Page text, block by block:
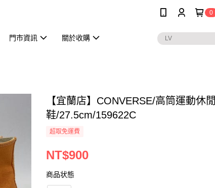
0
門市資訊 關於收購
【宜蘭店】CONVERSE/高筒運動休閒
鞋/27.5cm/159622C
超取免運費
NT$900
商品状態